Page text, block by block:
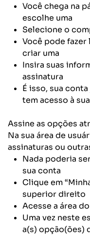
Você chega na
escolhe uma
Selecione o
Você pode fazer
criar uma
Insira suas
assinatura
É isso, sua
tem acesso à
Assine as opções
Na sua área de
assinaturas ou
Nada poderia
sua conta
Clique em
superior direito
Acesse a área
Uma vez neste
a(s) opção(ões)